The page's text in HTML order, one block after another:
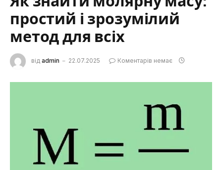
простий і зрозумілий
метод для всіх
від admin 22.07.2025 Коментарів немає